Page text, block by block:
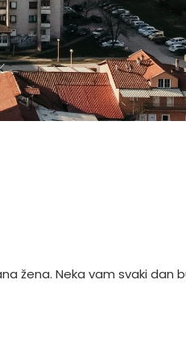
žena. Neka vam svaki dan